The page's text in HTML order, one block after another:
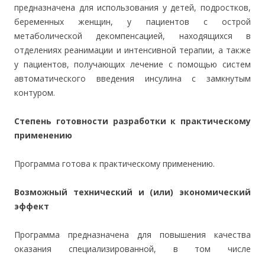
предназначена для использования у детей, подростков,
беременных женщин, у пациентов с острой
метаболической декомпенсацией, находящихся в
отделениях реанимации и интенсивной терапии, а также
у пациентов, получающих лечение с помощью систем
автоматического введения инсулина с замкнутым
контуром.
Степень готовности разработки к практическому
применению
Программа готова к практическому применению.
Возможный технический и (или) экономический
эффект
Программа предназначена для повышения качества
оказания специализированной, в том числе